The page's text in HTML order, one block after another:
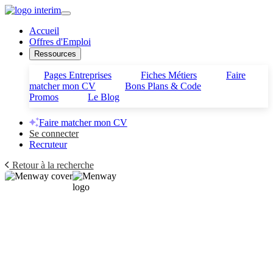
Accueil
Offres d'Emploi
Ressources
Pages Entreprises Fiches Métiers
Faire
matcher mon CV
Bons Plans & Code
Promos
Le Blog
Faire matcher mon CV
Se connecter
Recruteur
Retour à la recherche